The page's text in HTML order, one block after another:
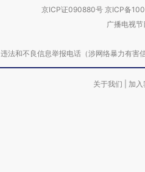
京ICP证090880号 京ICP备
广播电视
违法和不良信息举报电话（涉网络暴力有
关于我们 加入